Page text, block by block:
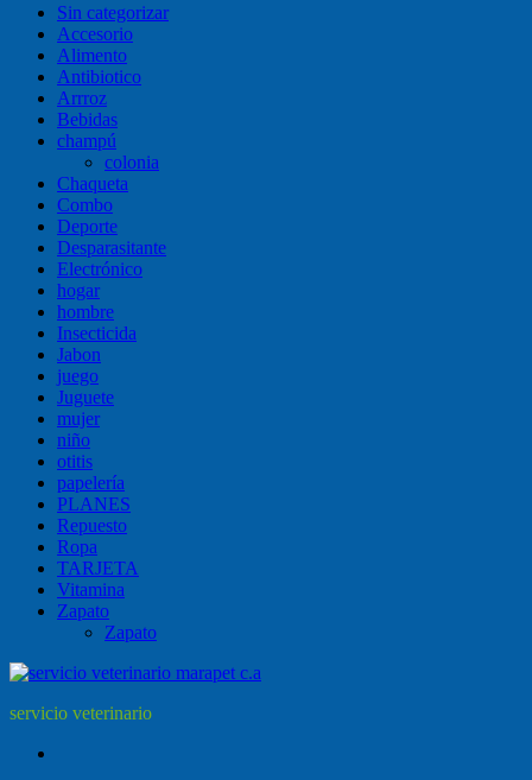
Sin categorizar
Accesorio
Alimento
Antibiotico
Arrroz
Bebidas
champú
colonia
Chaqueta
Combo
Deporte
Desparasitante
Electrónico
hogar
hombre
Insecticida
Jabon
juego
Juguete
mujer
niño
otitis
papelería
PLANES
Repuesto
Ropa
TARJETA
Vitamina
Zapato
Zapato
servicio veterinario